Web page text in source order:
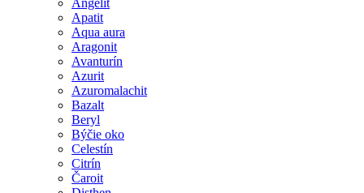
Angelit
Apatit
Aqua aura
Aragonit
Avanturín
Azurit
Azuromalachit
Bazalt
Beryl
Býčie oko
Celestín
Citrín
Čaroit